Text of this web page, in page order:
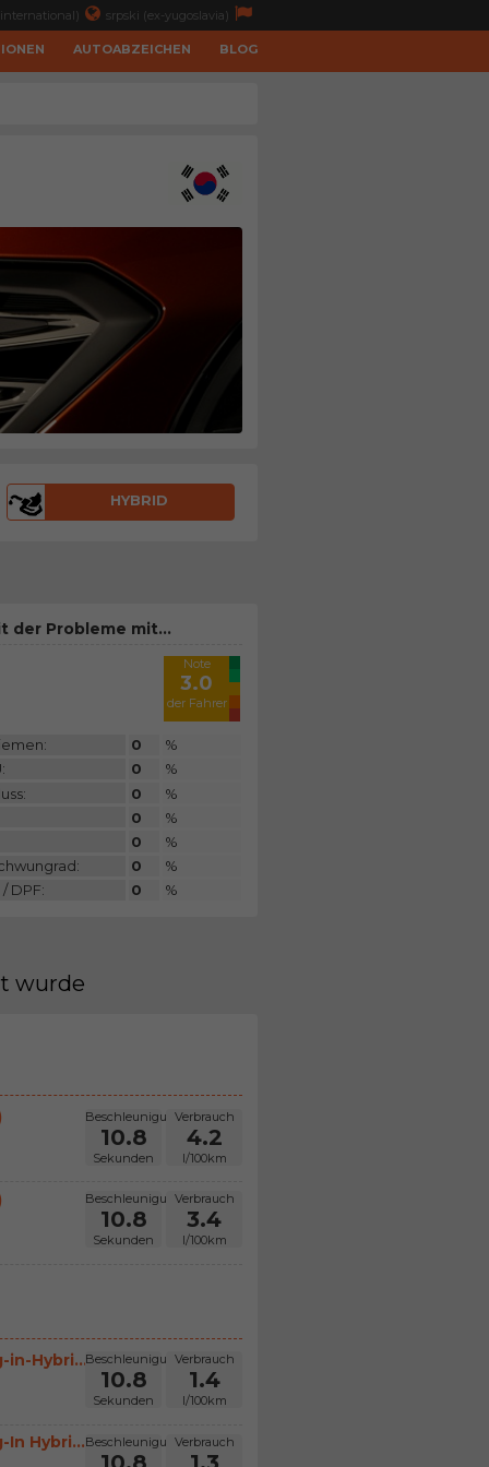
srpski (ex-yugoslavia)
AUTOABZEICHEN BLOG
HYBRID
der Probleme mit...
Note
3.0
der Fahrer
0
%
0
%
0
%
0
%
0
%
0
%
DPF:
0 %
wurde
Beschleunigung
10.8
Sekunden
Verbrauch
4.2
l/100km
Beschleunigung
10.8
Sekunden
Verbrauch
3.4
l/100km
Beschleunigung
10.8
Sekunden
Verbrauch
1.4
l/100km
in-Hybri...
BeschleunigungVerbrauch
In Hybri...